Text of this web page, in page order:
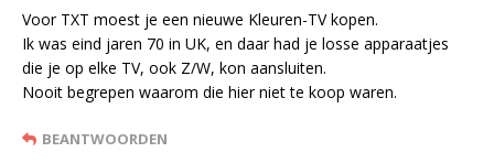
Voor TXT moest je een nieuwe Kleuren-TV kopen.
Ik was eind jaren 70 in UK, en daar had je losse apparaatjes
die je op elke TV, ook Z/W, kon aansluiten.
Nooit begrepen waarom die hier niet te koop waren.
BEANTWOORDEN